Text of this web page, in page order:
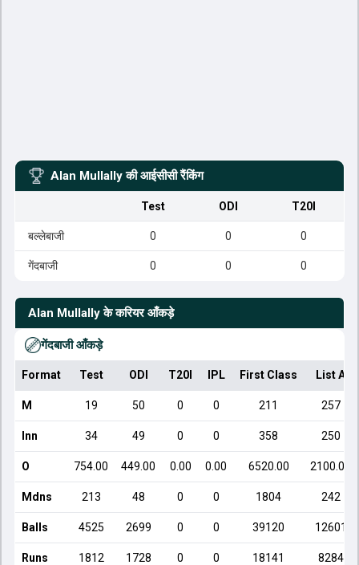
Alan Mullally की आईसीसी रैंकिंग
Test ODI T20I
बल्लेबाजी 0 0 0
गेंदबाजी 0 0 0
Alan Mullally के करियर आँकड़े
गेंदबाजी आँकड़े
Format Test ODI T20I IPL First Class List A
M 19 50 0 0 211 257
Inn 34 49 0 0 358 250
O 754.00 449.00 0.00 0.00 6520.00 2100.00
Mdns 213 48 0 0 1804 242
Balls 4525 2699 0 0 39120 12601
Runs 1812 1728 0 0 18141 8284